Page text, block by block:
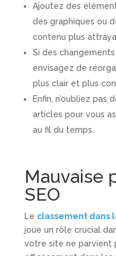
Ajoutez des
des graphiques ou
contenu plus
Si des
envisagez de
plus clair et plus
Enfin, n’oubliez
articles pour vous
au fil du temps.
Mauvaise
SEO
Le classement dans
joue un rôle crucial
votre site ne parvient